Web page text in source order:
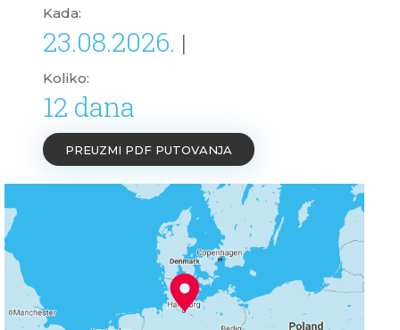
Kada:
23.08.2026. |
Koliko:
12 dana
PREUZMI PDF PUTOVANJA